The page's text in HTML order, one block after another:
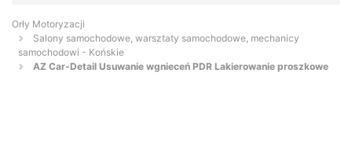
Orły Motoryzacji
Salony samochodowe, warsztaty samochodowe, mechanicy
samochodowi - Końskie
AZ Car-Detail Usuwanie wgnieceń PDR Lakierowanie proszkowe